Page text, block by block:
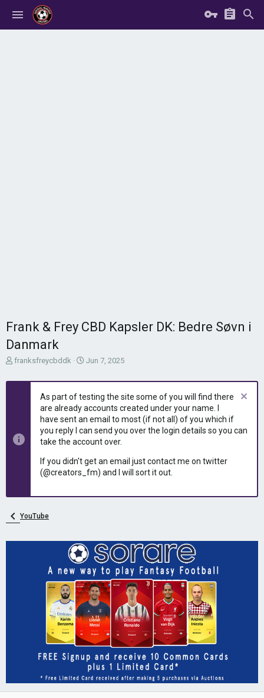
Frank & Frey CBD Kapsler DK: Bedre Søvn i
Danmark
T
r
t
a
franksfreycbddk
S
a
t
d
a
t
e
Jun 7, 2025
As part of testing the site some of you will find there
are already accounts created under your name. I
have sent an email to most (if not all) of you which if
you reply I can send you over the login details so you can
take the account over.
If you didn't get an email just contact me on twitter
(@creators_fm) and I will sort it out.
YouTube